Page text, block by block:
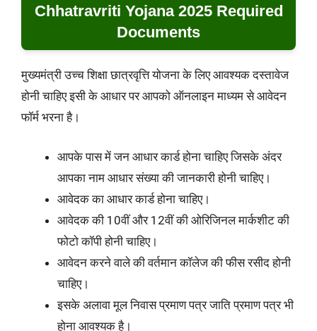
Chhatravriti Yojana 2025 Required
Documents
मुख्यमंत्री उच्च शिक्षा छात्रवृत्ति योजना के लिए आवश्यक दस्तावेज
होनी चाहिए इसी के आधार पर आपको ऑनलाइन माध्यम से आवेदन
फॉर्म भरना है।
आपके पास में जन आधार कार्ड होना चाहिए जिसके अंदर
आपका नाम आधार संख्या की जानकारी होनी चाहिए।
आवेदक का आधार कार्ड होना चाहिए।
आवेदक की 10वीं और 12वीं की ओरिजिनल मार्कशीट की
फोटो कॉपी होनी चाहिए।
आवेदन करने वाले की वर्तमान कॉलेज की फीस रसीद होनी
चाहिए।
इसके अलावा मूल निवास प्रमाण पत्र जाति प्रमाण पत्र भी
होना आवश्यक है।